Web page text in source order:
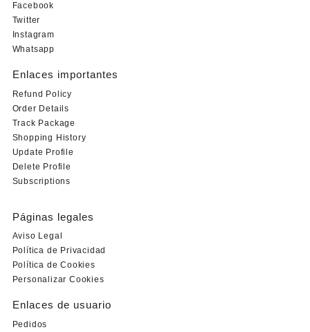
Facebook
Twitter
Instagram
Whatsapp
Enlaces importantes
Refund Policy
Order Details
Track Package
Shopping History
Update Profile
Delete Profile
Subscriptions
Páginas legales
Aviso Legal
Política de Privacidad
Política de Cookies
Personalizar Cookies
Enlaces de usuario
Pedidos